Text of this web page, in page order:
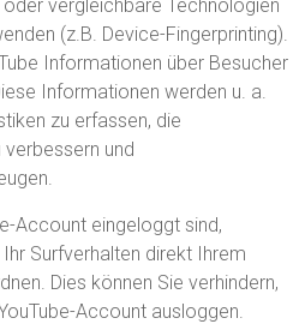
vergleichbare Technologien
(z.B. Device-Fingerprinting).
Informationen über Besucher
Informationen werden u. a.
zu erfassen, die
und
Account eingeloggt sind,
Surfverhalten direkt Ihrem
Dies können Sie verhindern,
Account ausloggen.